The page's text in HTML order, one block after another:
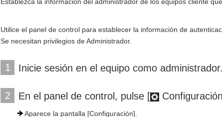
Utilice el panel de control para establecer la información de
Se necesitan privilegios de Administrador.
1 Inicie sesión en el equipo como administrador.
2 En el panel de control, pulse [
Aparece la pantalla [Configuración].